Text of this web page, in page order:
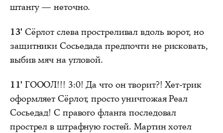
штангу — неточно.
13' Сёрлот слева простреливал вдоль ворот, но
защитники Сосьедада предпочти не рисковать,
выбив мяч на угловой.
11' ГОООЛ!!! 3:0! Да что он творит?! Хет-трик
оформляет Сёрлот, просто уничтожая Реал
Сосьедад! С правого фланга последовал
прострел в штрафную гостей. Мартин хотел